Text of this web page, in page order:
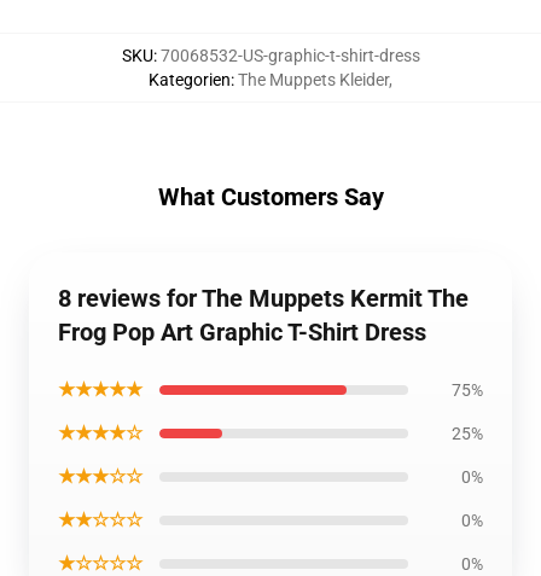
SKU:70068532-US-graphic-t-shirt-dress
Kategorien:The Muppets Kleider,
What Customers Say
8 reviews for The Muppets Kermit The
Frog Pop Art Graphic T-Shirt Dress
★★★★★ 75%
★★★★☆ 25%
★★★☆☆ 0%
★★☆☆☆ 0%
★☆☆☆☆ 0%